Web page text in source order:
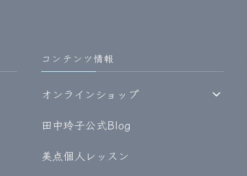
コンテンツ情報
オンラインショップ
田中玲子公式Blog
美点個人レッスン